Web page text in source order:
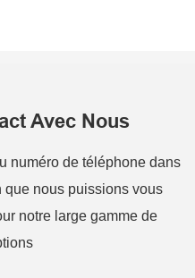
Avec Nous
numéro de téléphone dans
que nous puissions vous
notre large gamme de